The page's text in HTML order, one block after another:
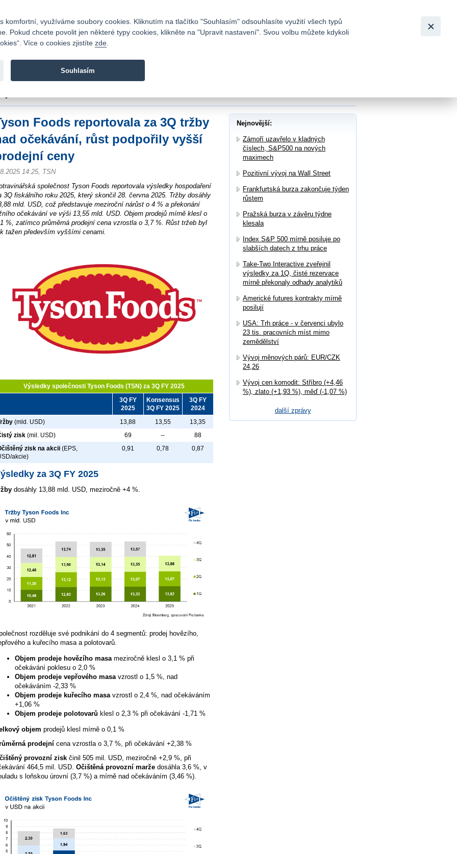
Fio banka je moderní česká banka. Poskytuje účty bez poplatků a
Foods reportovala za 3Q tržby
očekávání, růst podpořily vyšší
ceny
14:25, TSN
společnost Tyson Foods reportovala výsledky hospodaření
3Q fiskálního roku 2025, který skončil 28. června 2025. Tržby dosáhly
mld. USD, což představuje meziroční nárůst o 4 % a překonání
očekávání ve výši 13,55 mld. USD. Objem prodejů mírně klesl o
%, zatímco průměrná prodejní cena vzrostla o 3,7 %. Růst tržeb byl
tažen především vyššími cenami.
Výsledky společnosti Tyson Foods (TSN) za 3Q FY 2025
3Q FY
2025
Konsensus
3Q FY 2025
3Q FY
2024
(mld. USD) 13,88 13,55
13,35
zisk (mil. USD) 69 --
88
zisk na akcii (EPS,
akcie)
0,91 0,78 0,87
za 3Q FY 2025
dosáhly 13,88 mld. USD, meziročně +4 %.
rozděluje své podnikání do 4 segmentů: prodej hovězího,
a kuřecího masa a polotovarů.
Objem prodeje hovězího masameziročně klesl o 3,1 % při
očekávání poklesu o 2,0 %
Objem prodeje vepřového masa vzrostl o 1,5 %, nad
očekáváním -2,33 %
Objem prodeje kuřecího masavzrostl o 2,4 %, nad očekáváním
+1,06 %
Objem prodeje polotovarů klesl o 2,3 % při očekávání -1,71 %
objem prodejů klesl mírně o 0,1 %
prodejní cena vzrostla o 3,7 %, při očekávání +2,38 %
provozní zisk činil 505 mil. USD, meziročně +2,9 %, při
464,5 mil. USD. Očištěná provozní marže dosáhla 3,6 %, v
s loňskou úrovní (3,7 %) a mírně nad očekáváním (3,46 %).
Nejnovější:
Zámoří uzavřelo v kladných
číslech, S&P500 na nových
maximech
Pozitivní vývoj na Wall Street
Frankfurtská burza zakončuje týden
růstem
Pražská burza v závěru týdne
klesala
Index S&P 500 mírně posiluje po
slabších datech z trhu práce
Take-Two Interactive zveřejnil
výsledky za 1Q, čisté rezervace
mírně překonaly odhady analytiků
Americké futures kontrakty mírně
posilují
USA: Trh práce - v červenci ubylo
23 tis. pracovních míst mimo
zemědělství
Vývoj měnových párů: EUR/CZK
24,26
Vývoj cen komodit: Stříbro (+4,46
%), zlato (+1,93 %), měď (-1,07 %)
další zprávy
komfortní, využíváme soubory cookies. Kliknutím na tlačítko "Souhlasím" odsouhlasíte využití všech typů
Pokud chcete povolit jen některé typy cookies, klikněte na "Upravit nastavení". Svou volbu můžete kdykoli
Více o cookies zjistíte zde
Souhlasím